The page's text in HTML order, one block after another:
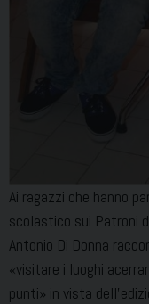
Ai ragazzi che hanno
scolastico sui Patroni
Antonio Di Donna
«visitare i luoghi
punti» in vista